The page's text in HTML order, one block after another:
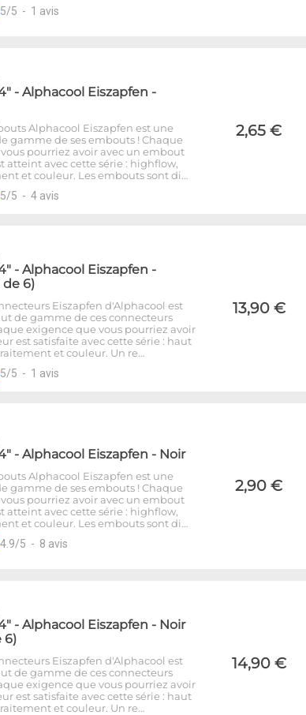
5/5 - 1 avis
- Alphacool Eiszapfen -
Alphacool Eiszapfen est une
gamme de ses embouts ! Chaque
pourriez avoir avec un embout
atteint avec cette série : highflow,
et couleur. Les embouts sont di…
5/5 - 4 avis
2,65 €
- Alphacool Eiszapfen -
6)
Eiszapfen d'Alphacool est
de gamme de ces connecteurs
exigence que vous pourriez avoir
est satisfaite avec cette série : haut
et couleur. Un re…
5/5 - 1 avis
13,90 €
- Alphacool Eiszapfen - Noir
Alphacool Eiszapfen est une
gamme de ses embouts ! Chaque
pourriez avoir avec un embout
atteint avec cette série : highflow,
et couleur. Les embouts sont di…
4.9/5 - 8 avis
2,90 €
- Alphacool Eiszapfen - Noir
6)
Eiszapfen d'Alphacool est
de gamme de ces connecteurs
exigence que vous pourriez avoir
est satisfaite avec cette série : haut
et couleur. Un re…
14,90 €